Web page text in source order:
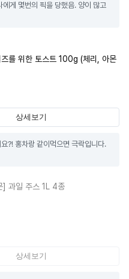
게 몇번의 픽을 당했음. 양이 많고
를 위한 토스트 100g (체리, 아몬
상세보기
?! 홍차랑 같이먹으면 극락입니다.
] 과일 주스 1L 4종
상세보기